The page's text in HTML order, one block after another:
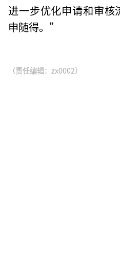
进一步优化申请和审
申随得。”
（责任编辑：zx0002）